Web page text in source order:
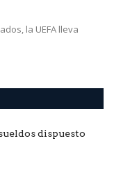
la UEFA lleva
dispuesto